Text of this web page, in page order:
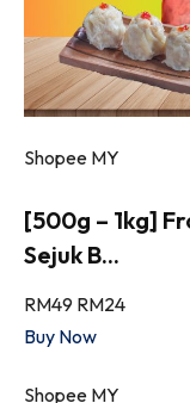
Shopee MY
[500g – 1kg]
Sejuk B...
RM49 RM24
Buy Now
Shopee MY